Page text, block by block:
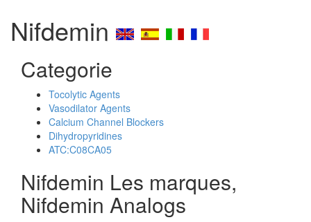
Nifdemin
Categorie
Tocolytic Agents
Vasodilator Agents
Calcium Channel Blockers
Dihydropyridines
ATC:C08CA05
Nifdemin Les marques,
Nifdemin Analogs